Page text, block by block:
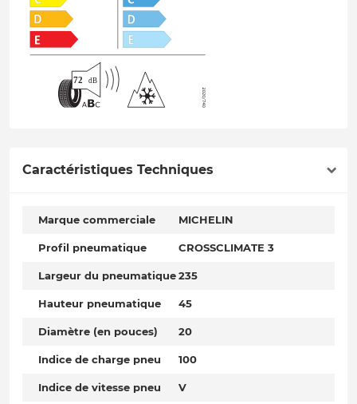
Caractéristiques Techniques
Marque commerciale MICHELIN
Profil pneumatique CROSSCLIMATE 3
Largeur du pneumatique235
Hauteur pneumatique 45
Diamètre (en pouces) 20
Indice de charge pneu 100
Indice de vitesse pneu V